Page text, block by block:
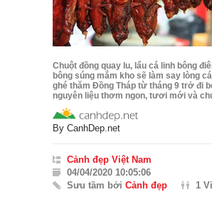
Chuột đồng quay lu, lẩu cá linh bông
bông súng mắm kho sẽ làm say lòng
ghé thăm Đồng Tháp từ tháng 9 trở đi
nguyên liệu thơm ngon, tươi mới và
By CanhDep.net
Cảnh đẹp Việt Nam
04/04/2020 10:05:06
Sưu tầm bởi Cảnh đẹp 1